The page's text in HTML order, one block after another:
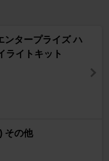
ンタープライズ ハ
ライトキット
その他